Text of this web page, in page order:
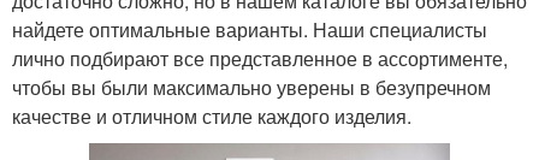
найдете оптимальные варианты. Наши специалисты
лично подбирают все представленное в ассортименте,
чтобы вы были максимально уверены в безупречном
качестве и отличном стиле каждого изделия.